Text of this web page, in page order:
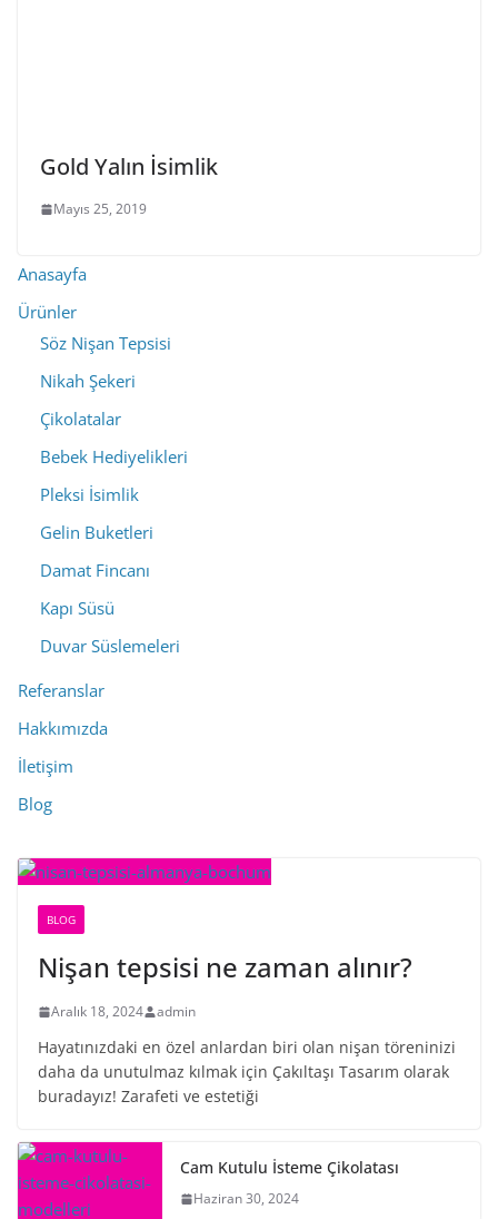
Gold Yalın İsimlik
Mayıs 25, 2019
Anasayfa
Ürünler
Söz Nişan Tepsisi
Nikah Şekeri
Çikolatalar
Bebek Hediyelikleri
Pleksi İsimlik
Gelin Buketleri
Damat Fincanı
Kapı Süsü
Duvar Süslemeleri
Referanslar
Hakkımızda
İletişim
Blog
BLOG
Nişan tepsisi ne zaman alınır?
Aralık 18, 2024 admin
Hayatınızdaki en özel anlardan biri olan nişan töreninizi
daha da unutulmaz kılmak için Çakıltaşı Tasarım olarak
buradayız! Zarafeti ve estetiği
Cam Kutulu İsteme Çikolatası
Haziran 30, 2024